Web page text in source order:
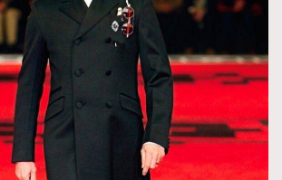
DressLikeAParisienne
FashionWeek FigaroAesthetic